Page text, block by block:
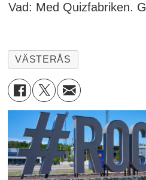
Vad: Med Quizfabriken.
VÄSTERÅS